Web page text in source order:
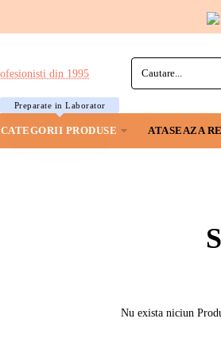
Cautare...
CATEGORII PRODUSE
Preparate in Laborator
ATASEAZA
Nu exista niciun